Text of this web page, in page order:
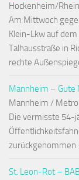
Hockenheim/
Am Mittwoch
Klein-Lkw auf
Talhausstraße in
rechte
Mannheim – Gute
Mannheim /
Die vermisste 54-
St. Leon-Rot –